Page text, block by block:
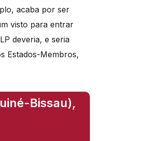
acaba por ser
visto para entrar
deveria, e seria
Estados-Membros,
Bissau),